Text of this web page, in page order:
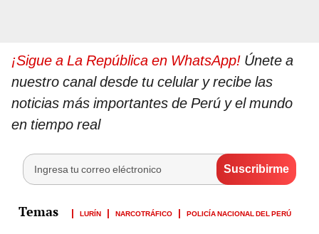
¡Sigue a La República en WhatsApp! Únete a
nuestro canal desde tu celular y recibe las
noticias más importantes de Perú y el mundo
en tiempo real
LURÍN NARCOTRÁFICO POLICÍA NACIONAL DEL PERÚ